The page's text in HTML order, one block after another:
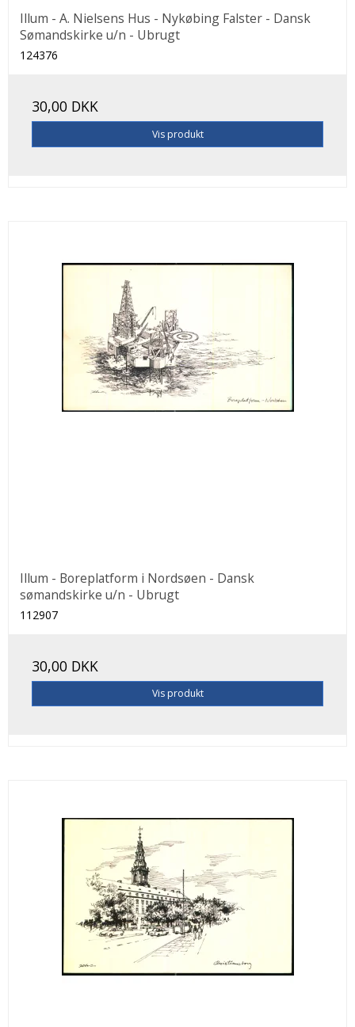
Illum - A. Nielsens Hus - Nykøbing Falster - Dansk
Sømandskirke u/n - Ubrugt
124376
30,00 DKK
Vis produkt
Illum - Boreplatform i Nordsøen - Dansk
sømandskirke u/n - Ubrugt
112907
30,00 DKK
Vis produkt